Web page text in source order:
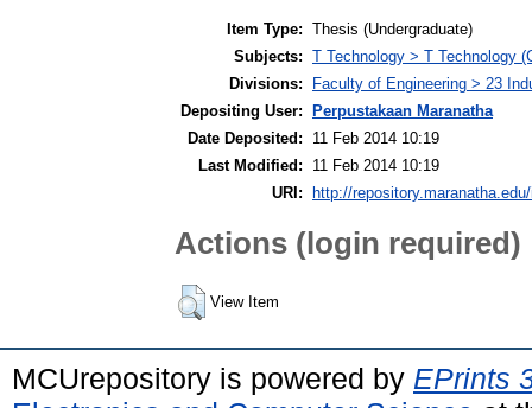
Item Type: Thesis (Undergraduate)
Subjects: T Technology > T Technology
Divisions:
Faculty of Engineering > 23
Depositing User:
Perpustakaan Maranatha
Date Deposited:
11 Feb 2014 10:19
Last Modified:
11 Feb 2014 10:19
URI:
http://
Actions (login required)
View Item
MCUrepository is powered by EPrints